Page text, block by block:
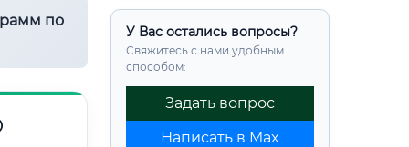
У Вас остались вопросы?
Свяжитесь с нами удобным
способом:
Задать вопрос
Написать в Max
по